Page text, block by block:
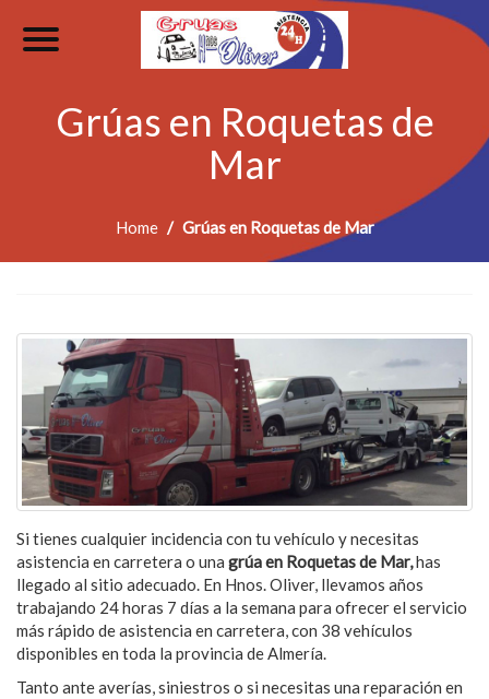
Grúas en Roquetas de
Mar
Home Grúas en Roquetas de Mar
Si tienes cualquier incidencia con tu vehículo y necesitas
asistencia en carretera o una grúa en Roquetas de Mar,has
llegado al sitio adecuado. En Hnos. Oliver, llevamos años
trabajando 24 horas 7 días a la semana para ofrecer el servicio
más rápido de asistencia en carretera, con 38 vehículos
disponibles en toda la provincia de Almería.
Tanto ante averías, siniestros o si necesitas una reparación en